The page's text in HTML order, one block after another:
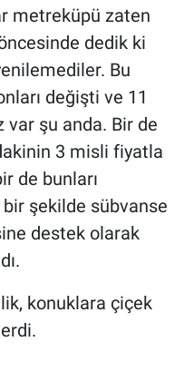
metreküpü zaten
dedik ki
Bu
değişti ve 11
var şu anda. Bir de
3 misli fiyatla
de bunları
bir şekilde sübvanse
destek olarak
konuklara çiçek